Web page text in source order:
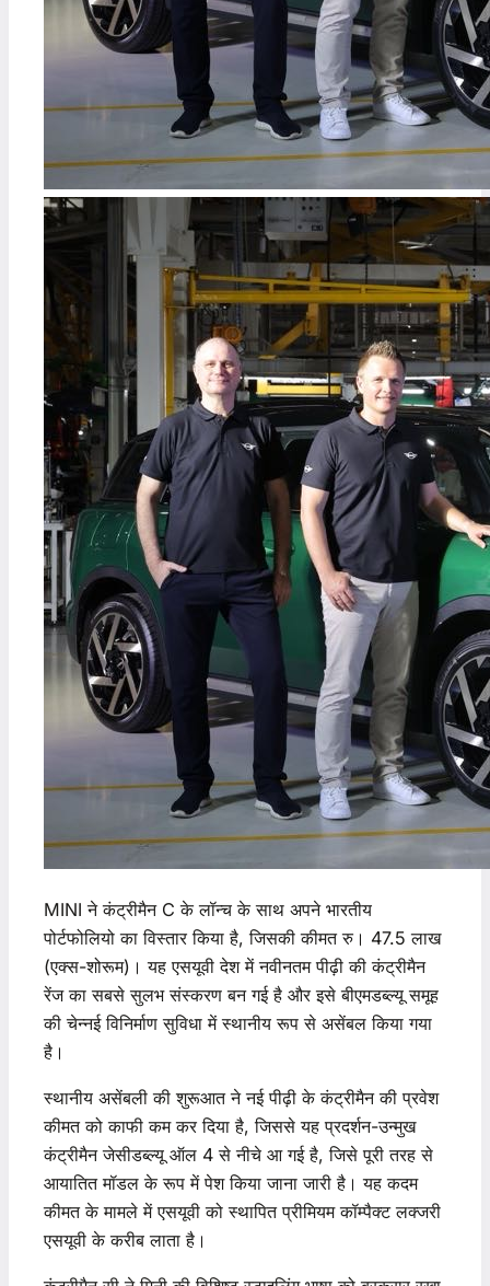
MINI ने कंट्रीमैन C के लॉन्च के साथ अपने भारतीय
पोर्टफोलियो का विस्तार किया है, जिसकी कीमत रु। 47.5 लाख
(एक्स-शोरूम)। यह एसयूवी देश में नवीनतम पीढ़ी की कंट्रीमैन
रेंज का सबसे सुलभ संस्करण बन गई है और इसे बीएमडब्ल्यू समूह
की चेन्नई विनिर्माण सुविधा में स्थानीय रूप से असेंबल किया गया
है।
स्थानीय असेंबली की शुरूआत ने नई पीढ़ी के कंट्रीमैन की प्रवेश
कीमत को काफी कम कर दिया है, जिससे यह प्रदर्शन-उन्मुख
कंट्रीमैन जेसीडब्ल्यू ऑल 4 से नीचे आ गई है, जिसे पूरी तरह से
आयातित मॉडल के रूप में पेश किया जाना जारी है। यह कदम
कीमत के मामले में एसयूवी को स्थापित प्रीमियम कॉम्पैक्ट लक्जरी
एसयूवी के करीब लाता है।